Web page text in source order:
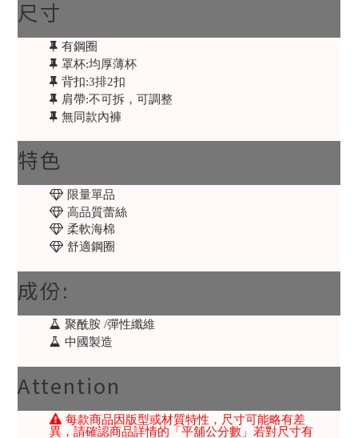
尺寸
有鋼圈
罩杯:均厚薄杯
背扣:3排2扣
肩帶:不可拆，可調整
無同款內褲
特色
限量單品
高品質蕾絲
柔軟海棉
舒適鋼圈
成份:
聚酰胺 /彈性纖維
中國製造
Attention
每款商品因版型或材質特性，尺寸可能略有差
異，請確認商品詳情的「平舖公分數」若對尺寸有